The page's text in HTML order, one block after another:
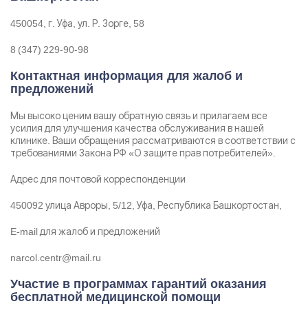
450054, г. Уфа, ул. Р. Зорге, 58
8 (347) 229-90-98
Контактная информация для жалоб и
предложений
Мы высоко ценим вашу обратную связь и прилагаем все
усилия для улучшения качества обслуживания в нашей
клинике. Ваши обращения рассматриваются в соответствии с
требованиями Закона РФ «О защите прав потребителей».
Адрес для почтовой корреспонденции
450092 улица Авроры, 5/12, Уфа, Республика Башкортостан,
E-mail для жалоб и предложений
narcol.centr@mail.ru
Участие в программах гарантий оказания
бесплатной медицинской помощи
Бесплатная консультация
Оставьте данные и мы вам перезвоним!
Выбор города
Поиск по сайту
Задайте свой вопрос и мы ответим вам